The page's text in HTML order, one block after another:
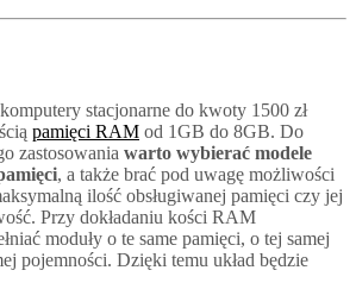
stacjonarne do kwoty 1500 zł
pamięci RAM od 1GB do 8GB. Do
zastosowania warto wybierać modele
, a także brać pod uwagę możliwości
ilość obsługiwanej pamięci czy jej
Przy dokładaniu kości RAM
moduły o te same pamięci, o tej samej
pojemności. Dzięki temu układ będzie